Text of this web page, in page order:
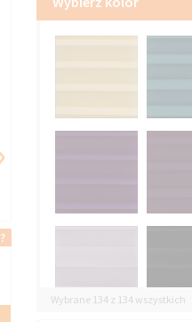
Wybrane 134 z 134 wszystkich